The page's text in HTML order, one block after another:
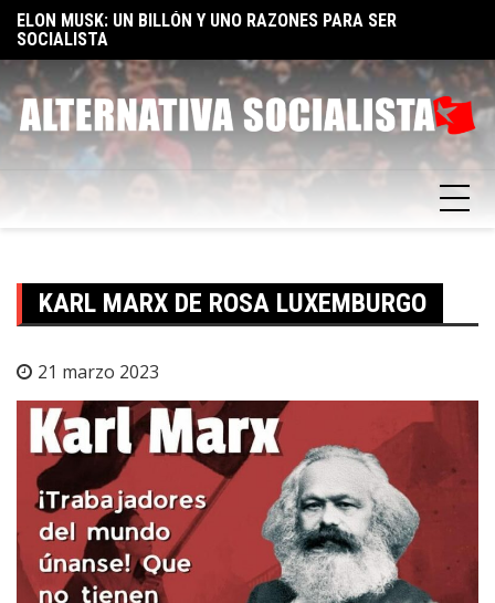
Skip
content
ELON MUSK: UN BILLÓN Y UNO RAZONES PARA SER
SOCIALISTA
KARL MARX DE ROSA LUXEMBURGO
21 marzo 2023